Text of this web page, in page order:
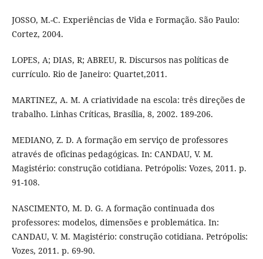
JOSSO, M.-C. Experiências de Vida e Formação. São Paulo:
Cortez, 2004.
LOPES, A; DIAS, R; ABREU, R. Discursos nas políticas de
currículo. Rio de Janeiro: Quartet,2011.
MARTINEZ, A. M. A criatividade na escola: três direções de
trabalho. Linhas Críticas, Brasília, 8, 2002. 189-206.
MEDIANO, Z. D. A formação em serviço de professores
através de oficinas pedagógicas. In: CANDAU, V. M.
Magistério: construção cotidiana. Petrópolis: Vozes, 2011. p.
91-108.
NASCIMENTO, M. D. G. A formação continuada dos
professores: modelos, dimensões e problemática. In:
CANDAU, V. M. Magistério: construção cotidiana. Petrópolis:
Vozes, 2011. p. 69-90.